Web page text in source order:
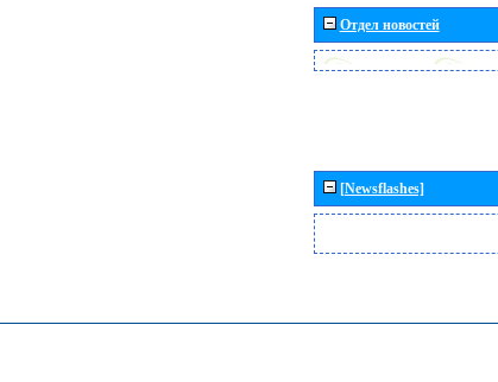
Отдел новостей
[Newsflashes]